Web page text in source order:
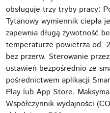
obsługuje trzy tryby pracy:
Tytanowy wymiennik ciepła
zapewnia długą żywotność
temperaturze powietrza od -
bez przerw. Sterowanie
ustawień bezpośrednio ze
pośrednictwem aplikacji
Play lub App Store.
Współczynnik wydajności